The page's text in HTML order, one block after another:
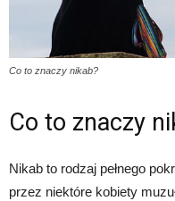
Co to znaczy nikab?
Co to znaczy
Nikab to rodzaj pełnego
przez niektóre kobiety